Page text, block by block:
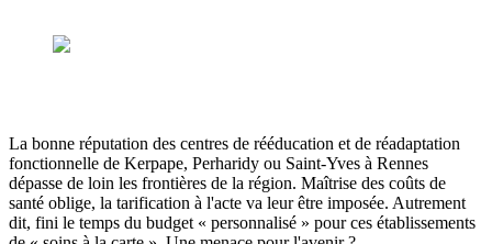
La bonne réputation des centres de rééducation et de réadaptation
fonctionnelle de Kerpape, Perharidy ou Saint-Yves à Rennes
dépasse de loin les frontières de la région. Maîtrise des coûts de
santé oblige, la tarification à l'acte va leur être imposée. Autrement
dit, fini le temps du budget « personnalisé » pour ces établissements